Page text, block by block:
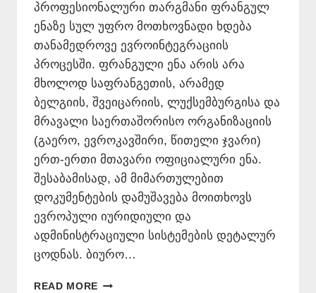
პროფესიონალური თარგმანი ფრანგულ
ენაზე სულ უფრო მოთხოვნადი ხდება
თანამედროვე ევროინტეგრაციის
პროცესში. ფრანგული ენა არის არა
მხოლოდ საფრანგეთის, არამედ
ბელგიის, შვეიცარიის, ლუქსემბურგისა და
მრავალი საერთაშორისო ორგანიზაციის
(გაერო, ევროკავშირი, წითელი ჯვარი)
ერთ-ერთი მთავარი ოფიციალური ენა.
შესაბამისად, ამ მიმართულებით
დოკუმენტების დამუშავება მოითხოვს
ევროპული იურიდიული და
ადმინისტრაციული სისტემების დეტალურ
ცოდნას. ბიურო…
READ MORE ᲗᲐᲠᲒᲛᲐᲜᲘ